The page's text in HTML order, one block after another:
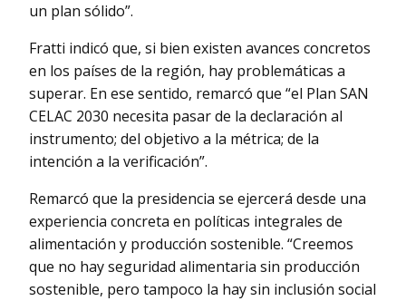
un plan sólido”.
Fratti indicó que, si bien existen avances concretos
en los países de la región, hay problemáticas a
superar. En ese sentido, remarcó que “el Plan SAN
CELAC 2030 necesita pasar de la declaración al
instrumento; del objetivo a la métrica; de la
intención a la verificación”.
Remarcó que la presidencia se ejercerá desde una
experiencia concreta en políticas integrales de
alimentación y producción sostenible. “Creemos
que no hay seguridad alimentaria sin producción
sostenible, pero tampoco la hay sin inclusión social